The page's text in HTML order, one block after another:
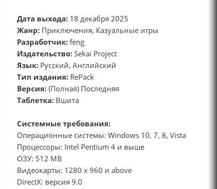
Дата выхода: 18 декабря 2025
Жанр: Приключения, Казуальные игры
Разработчик: feng
Издательство: Sekai Project
Язык: Русский, Английский
Тип издания: RePack
Версия: (Полная) Последняя
Таблетка: Вшита
Системные требования:
Операционные системы: Windows 10, 7, 8, Vista
Процессоры: Intel Pentium 4 и выше
ОЗУ: 512 MB
Видеокарты: 1280 x 960 и above
DirectX: версия 9.0